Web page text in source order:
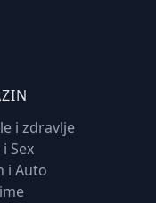
i zdravlje
Sex
i Auto